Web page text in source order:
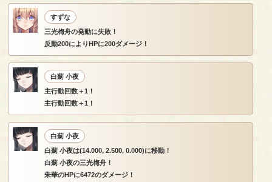
すずな
三光梅舟の発動に失敗！
反動200によりHPに200ダメージ！
白薊 小夜
主行動回数＋1！
主行動回数＋1！
白薊 小夜
白薊 小夜は(14.000, 2.500, 0.000)に移動！
白薊 小夜の三光梅舟！
朱華のHPに6472のダメージ！